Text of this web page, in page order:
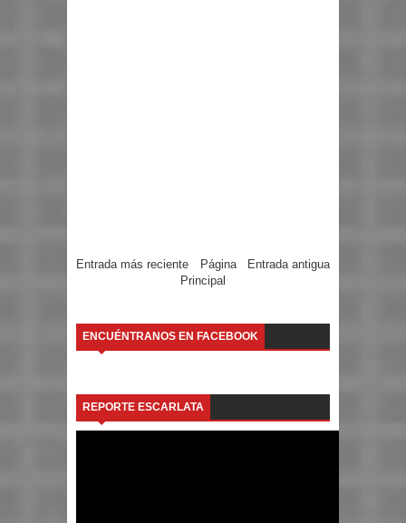
Entrada más reciente Entrada antigua
Página
Principal
ENCUÉNTRANOS EN FACEBOOK
REPORTE ESCARLATA